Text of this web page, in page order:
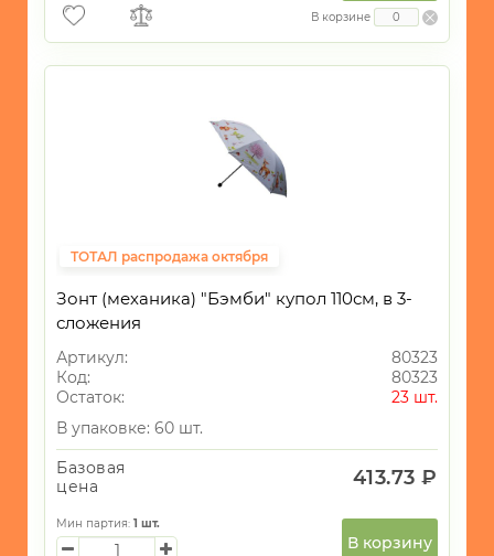
В корзине
ТОТАЛ распродажа октября
Зонт (механика) "Бэмби" купол 110см, в 3-
сложения
Артикул:
80323
Код:
80323
Остаток:
23 шт.
В упаковке: 60 шт.
Базовая
цена
413.73 ₽
Мин партия: 1 шт.
В корзину